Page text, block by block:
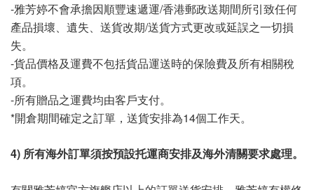
-雅芳婷不會承擔因順豐速遞運/香港郵政送期間所引致任何
產品損壞、遺失、送貨改期/送貨方式更改或延誤之一切損
失。
-貨品價格及運費不包括貨品運送時的保險費及所有相關稅
項。
-所有贈品之運費均由客戶支付。
*開倉期間確定之訂單，送貨安排為14個工作天。
4) 所有海外訂單須按預設托運商安排及海外清關要求處理。